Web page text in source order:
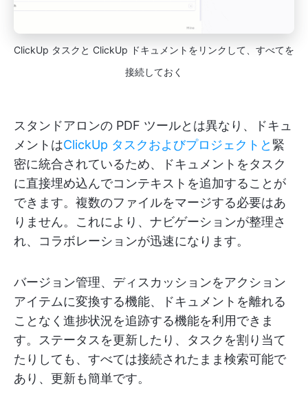
ClickUp タスクと ClickUp ドキュメントをリンクして、すべてを
接続しておく
スタンドアロンの PDF ツールとは異なり、ドキュ
メントはClickUp タスクおよびプロジェクトと 緊
密に統合されているため、ドキュメントをタスク
に直接埋め込んでコンテキストを追加することが
できます。複数のファイルをマージする必要はあ
りません。これにより、ナビゲーションが整理さ
れ、コラボレーションが迅速になります。
バージョン管理、ディスカッションをアクション
アイテムに変換する機能、ドキュメントを離れる
ことなく進捗状況を追跡する機能を利用できま
す。ステータスを更新したり、タスクを割り当て
たりしても、すべては接続されたまま検索可能で
あり、更新も簡単です。